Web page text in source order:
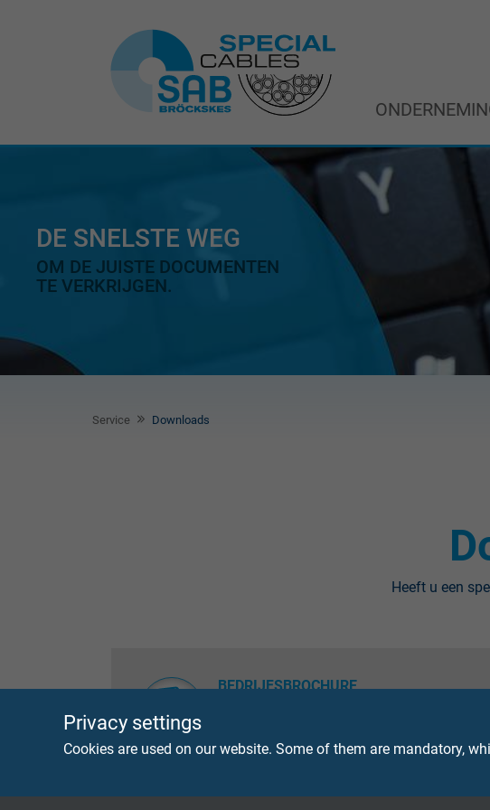
Privacy settings
Cookies are used on our website. Some of them are mandatory,
DE SNELSTE WEG
OM DE JUISTE DOCUMENTEN
TE VERKRIJGEN.
Service Downloads
Heeft u een
BEDRIJFSBROCHURE